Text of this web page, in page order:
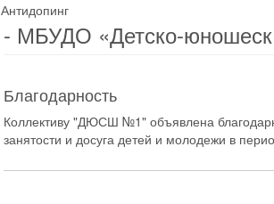
Антидопинг
- МБУДО «Детско-
Благодарность
Коллективу "ДЮСШ №1" объявлена
занятости и досуга детей и молодежи в